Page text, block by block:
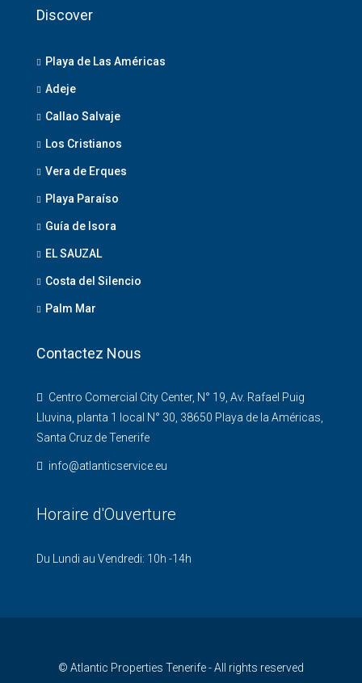
Discover
Playa de Las Américas
Adeje
Callao Salvaje
Los Cristianos
Vera de Erques
Playa Paraíso
Guía de Isora
EL SAUZAL
Costa del Silencio
Palm Mar
Contactez Nous
Centro Comercial City Center, N° 19, Av. Rafael Puig
Lluvina, planta 1 local N° 30, 38650 Playa de la Américas,
Santa Cruz de Tenerife
info@atlanticservice.eu
Horaire d'Ouverture
Du Lundi au Vendredi: 10h -14h
© Atlantic Properties Tenerife - All rights reserved